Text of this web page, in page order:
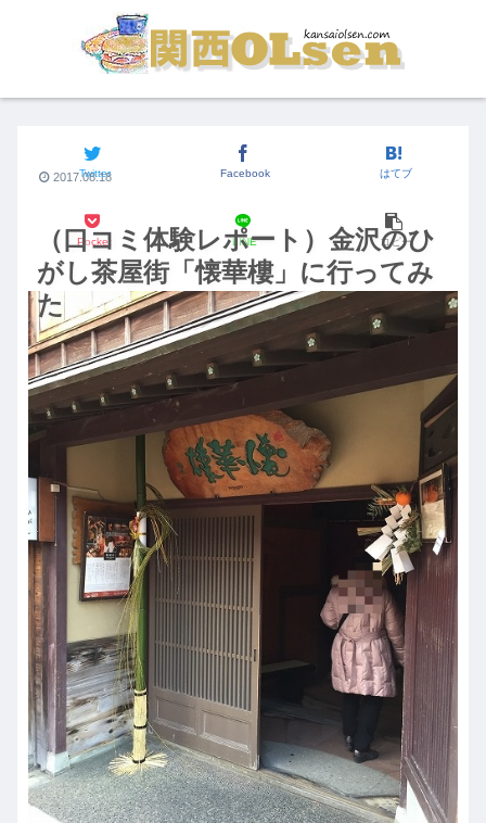
（口コミ体験レポート）金沢のひ
がし茶屋街「懐華樓」に行ってみ
た
Twitter Facebook はてブ
Pocket LINE コピー
2017.08.18